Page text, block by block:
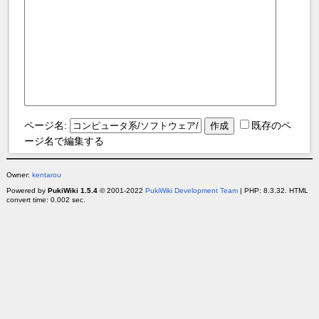
ページ名:
既存のペ
ージ名で編集する
Owner: kentarou
Powered by PukiWiki 1.5.4© 2001-2022 PukiWiki Development Team| PHP: 8.3.32. HTML
convert time: 0.002 sec.